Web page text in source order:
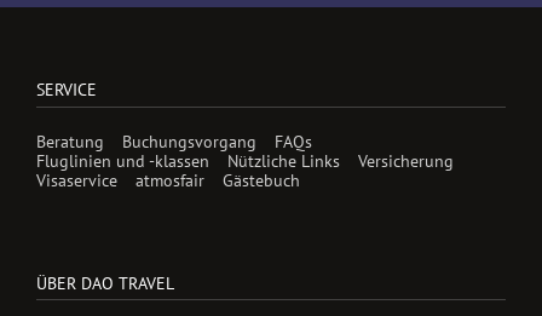
SERVICE
Beratung Buchungsvorgang
FAQs
Fluglinien und -klassen
Nützliche Links
Versicherung
Visaservice
atmosfair Gästebuch
ÜBER DAO TRAVEL